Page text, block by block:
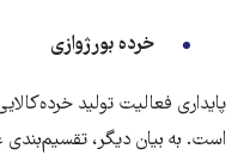
خرده بورژوازی
پایداری فعالیت تولید
است. به بیان دیگر، تقسیم‌بندی